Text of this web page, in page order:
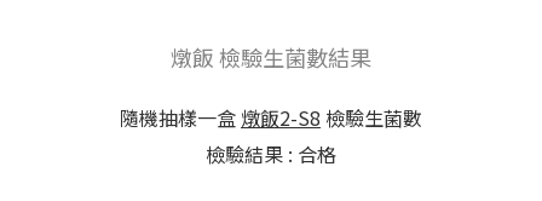
燉飯 檢驗生菌數結果
隨機抽樣一盒 燉飯2-S8 檢驗生菌數
檢驗結果 : 合格